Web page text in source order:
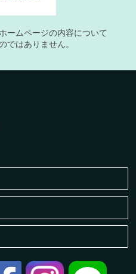
ームページの内容について
ではありません。